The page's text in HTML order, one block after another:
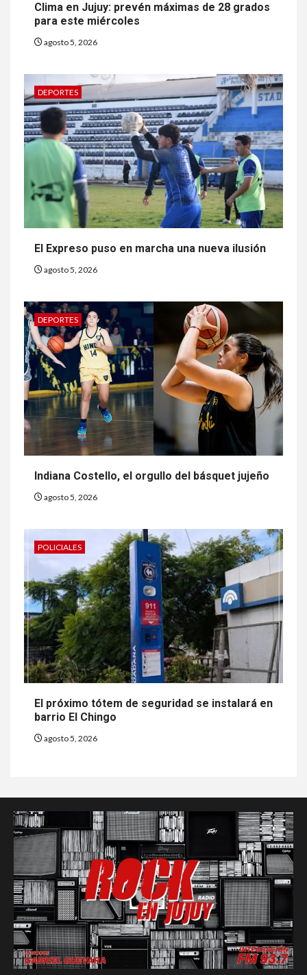
Clima en Jujuy: prevén máximas de 28 grados
para este miércoles
agosto 5, 2026
DEPORTES
El Expreso puso en marcha una nueva ilusión
agosto 5, 2026
DEPORTES
Indiana Costello, el orgullo del básquet jujeño
agosto 5, 2026
POLICIALES
El próximo tótem de seguridad se instalará en
barrio El Chingo
agosto 5, 2026